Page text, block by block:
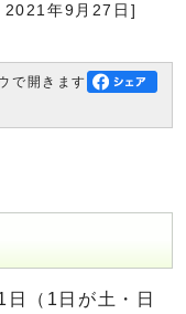
2021年9月27日]
で開きます
（1日が土・日